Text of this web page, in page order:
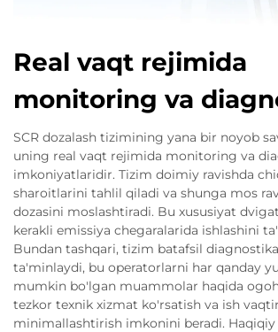
Real vaqt rejimida
monitoring va
SCR dozalash tizimining yana bir noyob
uning real vaqt rejimida monitoring va
imkoniyatlaridir. Tizim doimiy ravishda
sharoitlarini tahlil qiladi va shunga mos
dozasini moslashtiradi. Bu xususiyat
kerakli emissiya chegaralarida ishlashini
Bundan tashqari, tizim batafsil
ta'minlaydi, bu operatorlarni har qanday
mumkin bo'lgan muammolar haqida
tezkor texnik xizmat ko'rsatish va ish
minimallashtirish imkonini beradi.